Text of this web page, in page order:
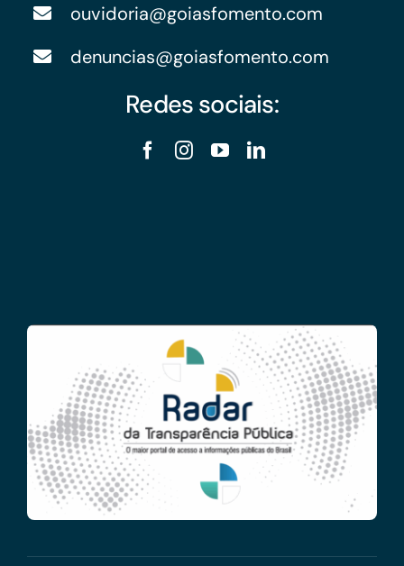
ouvidoria@goiasfomento.com
denuncias@goiasfomento.com
Redes sociais: